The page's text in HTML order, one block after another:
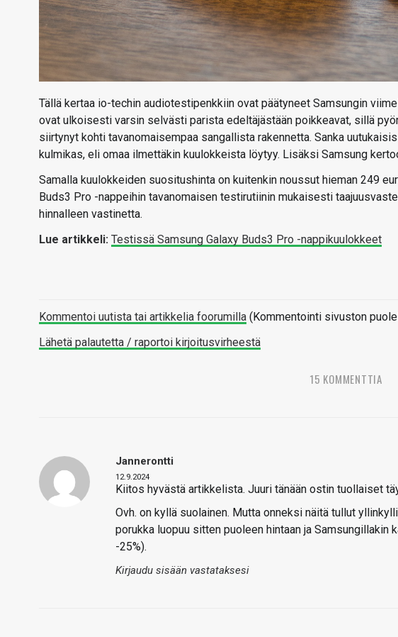
Tällä kertaa io-techin audiotestipenkkiin ovat päätyneet Samsungin
ovat ulkoisesti varsin selvästi parista edeltäjästään poikkeavat, sillä
siirtynyt kohti tavanomaisempaa sangallista rakennetta. Sanka
kulmikas, eli omaa ilmettäkin kuulokkeista löytyy. Lisäksi Samsung
Samalla kuulokkeiden suositushinta on kuitenkin noussut hieman 249
Buds3 Pro -nappeihin tavanomaisen testirutiinin mukaisesti
hinnalleen vastinetta.
Lue artikkeli: Testissä Samsung Galaxy Buds3 Pro -nappikuulokkeet
Kommentoi uutista tai artikkelia foorumilla (Kommentointi sivuston
Lähetä palautetta / raportoi kirjoitusvirheestä
15 KOMMENTTIA
Jannerontti
12.9.2024
Kiitos hyvästä artikkelista. Juuri tänään ostin tuollaiset
Ovh. on kyllä suolainen. Mutta onneksi näitä tullut
porukka luopuu sitten puoleen hintaan ja Samsungillakin
-25%).
Kirjaudu sisään vastataksesi